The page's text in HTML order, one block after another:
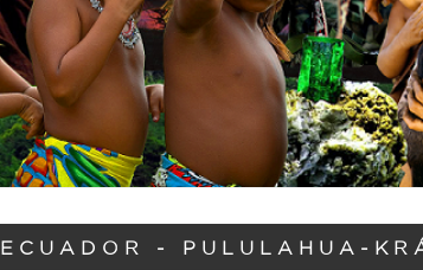
ECUADOR - PULULAHUA-